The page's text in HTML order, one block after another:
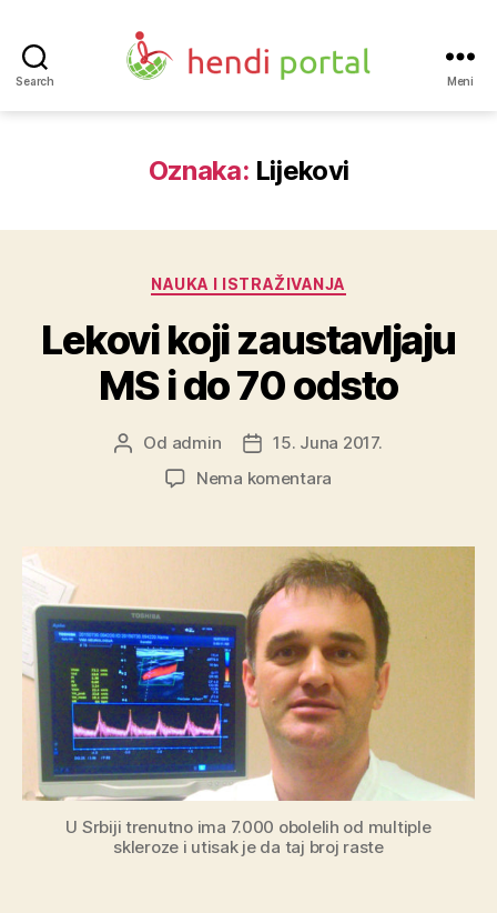
Search
portal
Meni
Oznaka: Lijekovi
Kategorije
NAUKA I ISTRAŽIVANJA
Lekovi koji zaustavljaju
MS i do 70 odsto
Autor
objave
Od admin
Datum
15. Juna 2017.
Nema komentara
zaustavljaju
MS
i
do
70
odsto
U Srbiji trenutno ima 7.000 obolelih od multiple
skleroze i utisak je da taj broj raste